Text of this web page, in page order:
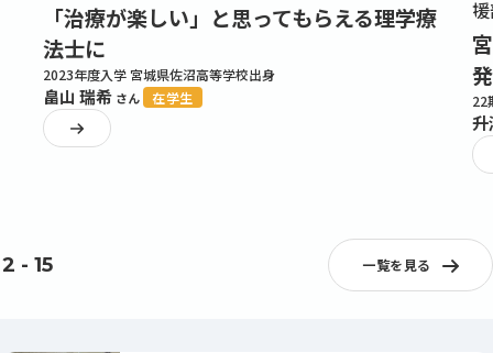
「治療が楽しい」と思ってもらえる理学療
法士に
2023年度入学 宮城県佐沼高等学校出身
畠山 瑞希 さん 在学生 22
2 - 15 一覧を見る